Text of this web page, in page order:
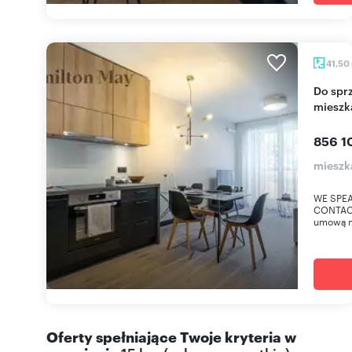
41,50
Do sprzedania nowoczesne 2-pokojowe
856
WE
umową
Oferty spełniające Twoje kryteria w